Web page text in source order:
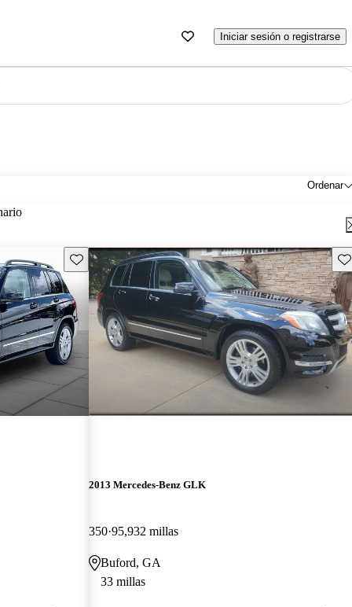
Iniciar sesión o registrarse
Ordenar
Guarda este Aviso
2013 Mercedes-Benz GLK
350 95,932 millas
Buford, GA
33 millas